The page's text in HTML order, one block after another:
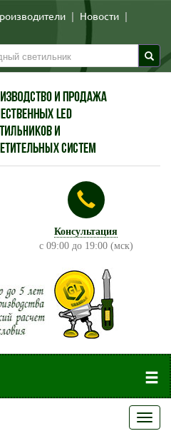
| Новости |
Консультация
с 09:00 до 19:00 (мск)